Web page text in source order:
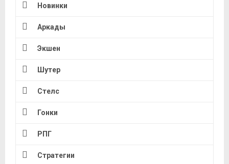
Новинки
Аркады
Экшен
Шутер
Стелс
Гонки
РПГ
Стратегии